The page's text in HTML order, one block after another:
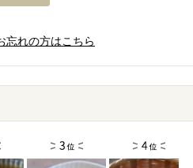
忘れの方はこちら